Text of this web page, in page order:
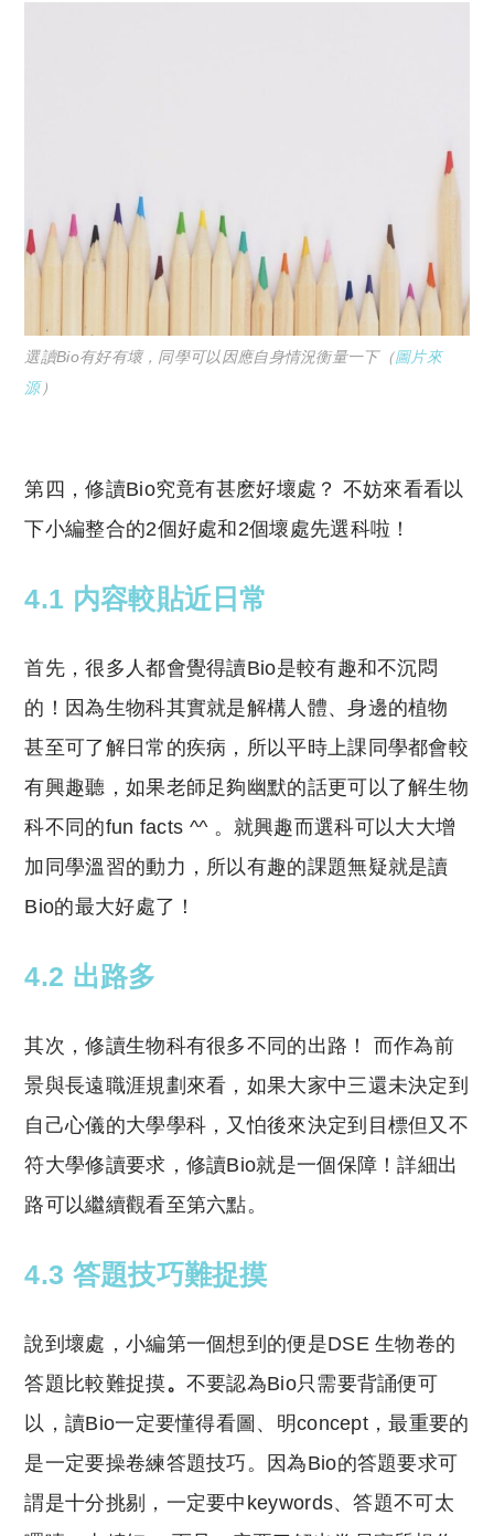
選讀Bio有好有壞，同學可以因應自身情況衡量一下（圖片來
源）
第四，修讀Bio究竟有甚麽好壞處？ 不妨來看看以
下小編整合的2個好處和2個壞處先選科啦！
4.1 内容較貼近日常
首先，很多人都會覺得讀Bio是較有趣和不沉悶
的！因為生物科其實就是解構人體、身邊的植物
甚至可了解日常的疾病，所以平時上課同學都會較
有興趣聽，如果老師足夠幽默的話更可以了解生物
科不同的fun facts ^^ 。就興趣而選科可以大大增
加同學溫習的動力，所以有趣的課題無疑就是讀
Bio的最大好處了！
4.2 出路多
其次，修讀生物科有很多不同的出路！ 而作為前
景與長遠職涯規劃來看，如果大家中三還未決定到
自己心儀的大學學科，又怕後來決定到目標但又不
符大學修讀要求，修讀Bio就是一個保障！詳細出
路可以繼續觀看至第六點。
4.3 答題技巧難捉摸
說到壞處，小編第一個想到的便是DSE 生物卷的
答題比較難捉摸。 不要認為Bio只需要背誦便可
以，讀Bio一定要懂得看圖、明concept，最重要的
是一定要操卷練答題技巧。因為Bio的答題要求可
謂是十分挑剔，一定要中keywords、答題不可太